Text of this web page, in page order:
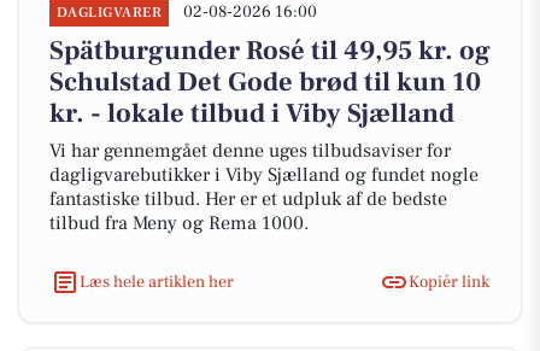
DAGLIGVARER 02-08-2026 16:00
Spätburgunder Rosé til 49,95 kr. og
Schulstad Det Gode brød til kun 10
kr. - lokale tilbud i Viby Sjælland
Vi har gennemgået denne uges tilbudsaviser for
dagligvarebutikker i Viby Sjælland og fundet nogle
fantastiske tilbud. Her er et udpluk af de bedste
tilbud fra Meny og Rema 1000.
Læs hele artiklen her Kopiér link